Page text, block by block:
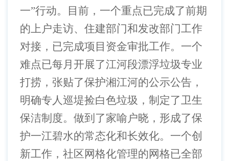
一”行动。目前，一个重点已完成了前期
的上户走访、住建部门和发改部门工作
对接，已完成项目资金审批工作。一个
难点已每月开展了江河段漂浮垃圾专业
打捞，张贴了保护湘江河的公示公告，
明确专人巡堤捡白色垃圾，制定了卫生
保洁制度。做到了家喻户晓，形成了保
护一江碧水的常态化和长效化。一个创
新工作，社区网格化管理的网格已全部